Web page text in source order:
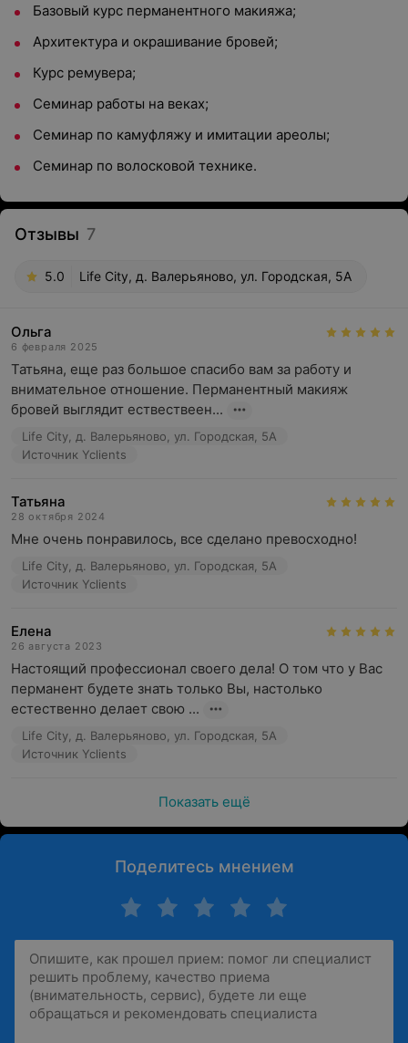
Базовый курс перманентного макияжа;
Архитектура и окрашивание бровей;
Курс ремувера;
Семинар работы на веках;
Семинар по камуфляжу и имитации ареолы;
Семинар по волосковой технике.
Отзывы 7
5.0 Life City, д. Валерьяново, ул. Городская, 5А
Ольга
6 февраля 2025
Татьяна, еще раз большое спасибо вам за работу и
внимательное отношение. Перманентный макияж
бровей выглядит ествествеен...
Life City, д. Валерьяново, ул. Городская, 5А
Источник Yclients
Татьяна
28 октября 2024
Мне очень понравилось, все сделано превосходно!
Life City, д. Валерьяново, ул. Городская, 5А
Источник Yclients
Елена
26 августа 2023
Настоящий профессионал своего дела! О том что у Вас
перманент будете знать только Вы, настолько
естественно делает свою ...
Life City, д. Валерьяново, ул. Городская, 5А
Источник Yclients
Показать ещё
Поделитесь мнением